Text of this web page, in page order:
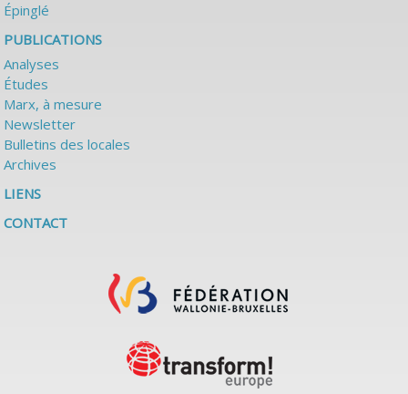
Épinglé
PUBLICATIONS
Analyses
Études
Marx, à mesure
Newsletter
Bulletins des locales
Archives
LIENS
CONTACT